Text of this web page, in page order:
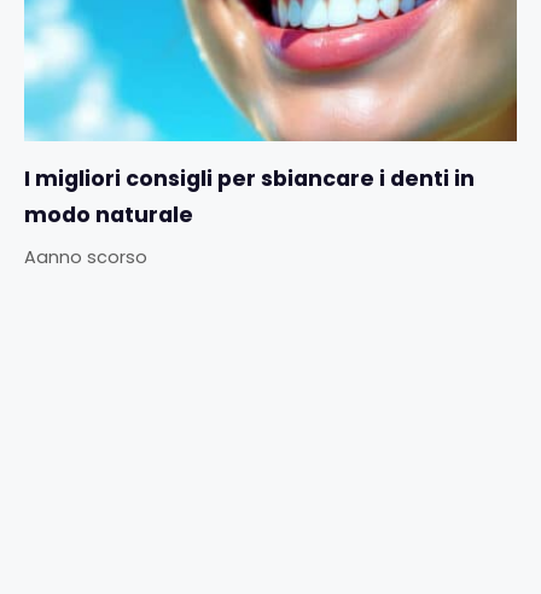
I migliori consigli per sbiancare i denti in
modo naturale
Aanno scorso